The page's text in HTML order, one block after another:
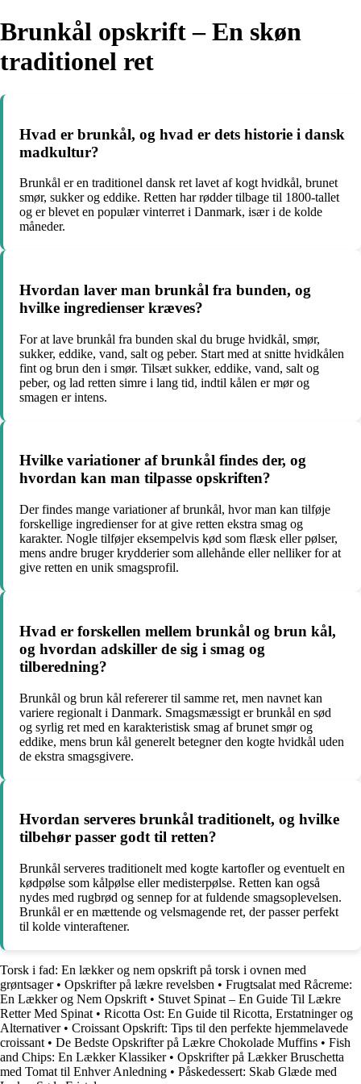
Brunkål opskrift – En skøn
traditionel ret
Hvad er brunkål, og hvad er dets historie i dansk
madkultur?
Brunkål er en traditionel dansk ret lavet af kogt hvidkål, brunet
smør, sukker og eddike. Retten har rødder tilbage til 1800-tallet
og er blevet en populær vinterret i Danmark, især i de kolde
måneder.
Hvordan laver man brunkål fra bunden, og
hvilke ingredienser kræves?
For at lave brunkål fra bunden skal du bruge hvidkål, smør,
sukker, eddike, vand, salt og peber. Start med at snitte hvidkålen
fint og brun den i smør. Tilsæt sukker, eddike, vand, salt og
peber, og lad retten simre i lang tid, indtil kålen er mør og
smagen er intens.
Hvilke variationer af brunkål findes der, og
hvordan kan man tilpasse opskriften?
Der findes mange variationer af brunkål, hvor man kan tilføje
forskellige ingredienser for at give retten ekstra smag og
karakter. Nogle tilføjer eksempelvis kød som flæsk eller pølser,
mens andre bruger krydderier som allehånde eller nelliker for at
give retten en unik smagsprofil.
Hvad er forskellen mellem brunkål og brun kål,
og hvordan adskiller de sig i smag og
tilberedning?
Brunkål og brun kål refererer til samme ret, men navnet kan
variere regionalt i Danmark. Smagsmæssigt er brunkål en sød
og syrlig ret med en karakteristisk smag af brunet smør og
eddike, mens brun kål generelt betegner den kogte hvidkål uden
de ekstra smagsgivere.
Hvordan serveres brunkål traditionelt, og hvilke
tilbehør passer godt til retten?
Brunkål serveres traditionelt med kogte kartofler og eventuelt en
kødpølse som kålpølse eller medisterpølse. Retten kan også
nydes med rugbrød og sennep for at fuldende smagsoplevelsen.
Brunkål er en mættende og velsmagende ret, der passer perfekt
til kolde vinteraftener.
Torsk i fad: En lækker og nem opskrift på torsk i ovnen med
grøntsager• Opskrifter på lækre revelsben • Frugtsalat med Råcreme:
En Lækker og Nem Opskrift • Stuvet Spinat – En Guide Til Lækre
Retter Med Spinat • Ricotta Ost: En Guide til Ricotta, Erstatninger og
Alternativer• Croissant Opskrift: Tips til den perfekte hjemmelavede
croissant • De Bedste Opskrifter på Lækre Chokolade Muffins • Fish
and Chips: En Lækker Klassiker• Opskrifter på Lækker Bruschetta
med Tomat til Enhver Anledning • Påskedessert: Skab Glæde med